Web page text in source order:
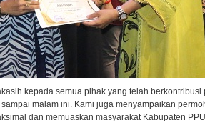
kepada semua pihak yang telah
malam ini. Kami juga menyampaikan
dan memuaskan masyarakat Kabupaten